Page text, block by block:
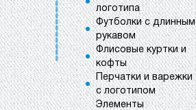
логотипа
Футболки с длинным
рукавом
Флисовые куртки и
кофты
Перчатки и варежки
с логотипом
Элементы